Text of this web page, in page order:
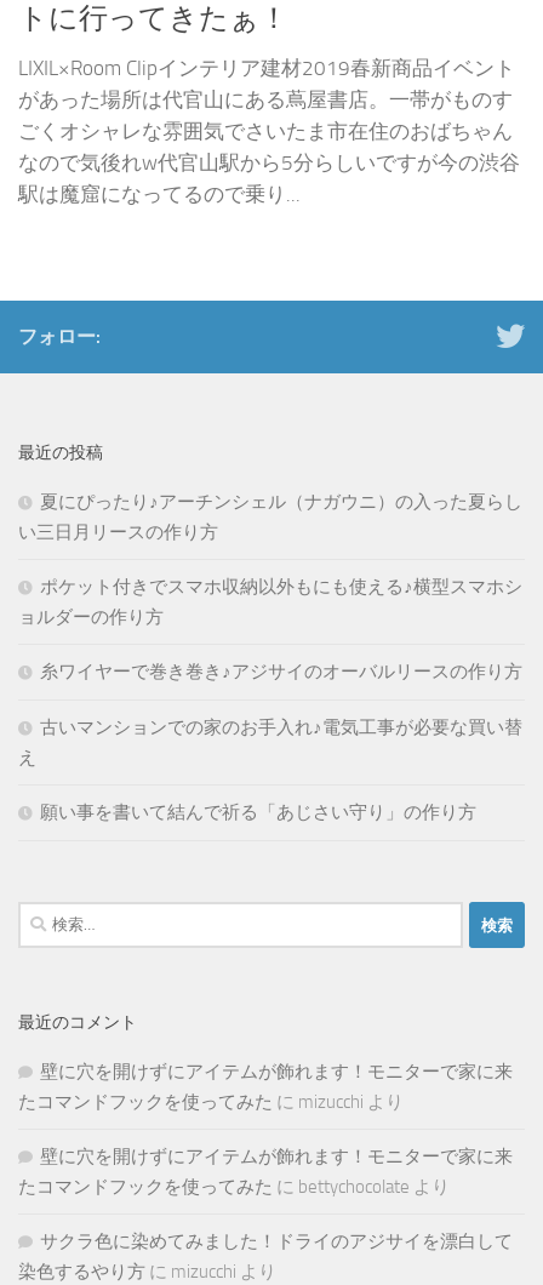
トに行ってきたぁ！
LIXIL×Room Clipインテリア建材2019春新商品イベント
があった場所は代官山にある蔦屋書店。一帯がものす
ごくオシャレな雰囲気でさいたま市在住のおばちゃん
なので気後れw代官山駅から5分らしいですが今の渋谷
駅は魔窟になってるので乗り...
フォロー:
最近の投稿
夏にぴったり♪アーチンシェル（ナガウニ）の入った夏らし
い三日月リースの作り方
ポケット付きでスマホ収納以外もにも使える♪横型スマホシ
ョルダーの作り方
糸ワイヤーで巻き巻き♪アジサイのオーバルリースの作り方
古いマンションでの家のお手入れ♪電気工事が必要な買い替
え
願い事を書いて結んで祈る「あじさい守り」の作り方
検
索:
最近のコメント
壁に穴を開けずにアイテムが飾れます！モニターで家に来
たコマンドフックを使ってみた に mizucchi より
壁に穴を開けずにアイテムが飾れます！モニターで家に来
たコマンドフックを使ってみた に bettychocolate より
サクラ色に染めてみました！ドライのアジサイを漂白して
染色するやり方 に mizucchi より